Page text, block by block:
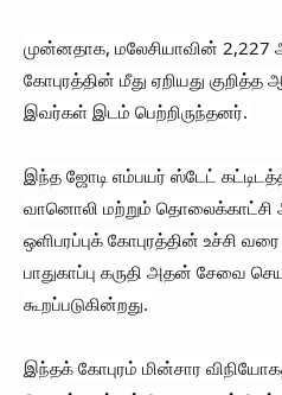
முன்னதாக, மலேசியாவின் 2,227
கோபுரத்தின் மீது ஏறியது
இவர்கள் இடம் பெற்றிருந்தனர்.
இந்த ஜோடி எம்பயர் ஸ்டேட்
வானொலி மற்றும்
ஒளிபரப்புக் கோபுரத்தின் உச்சி
பாதுகாப்பு கருதி அதன் சேவை
கூறப்படுகின்றது.
இந்தக் கோபுரம் மின்சார